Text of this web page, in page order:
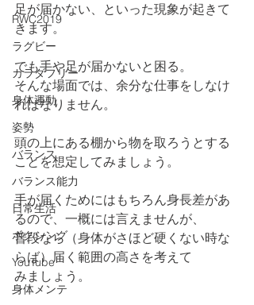
RWC2019
ラグビー
カラダフリー
身体運動
姿勢
バランス
バランス能力
日常生活
ボクシング
YouTube
身体メンテ
足が届かない、といった現象が起きて
きます。
でも手や足が届かないと困る。
そんな場面では、余分な仕事をしなけ
ればなりません。
頭の上にある棚から物を取ろうとする
ことを想定してみましょう。
手が届くためにはもちろん身長差があ
るので、一概には言えませんが、
普段なら（身体がさほど硬くない時な
らば）届く範囲の高さを考えて
みましょう。